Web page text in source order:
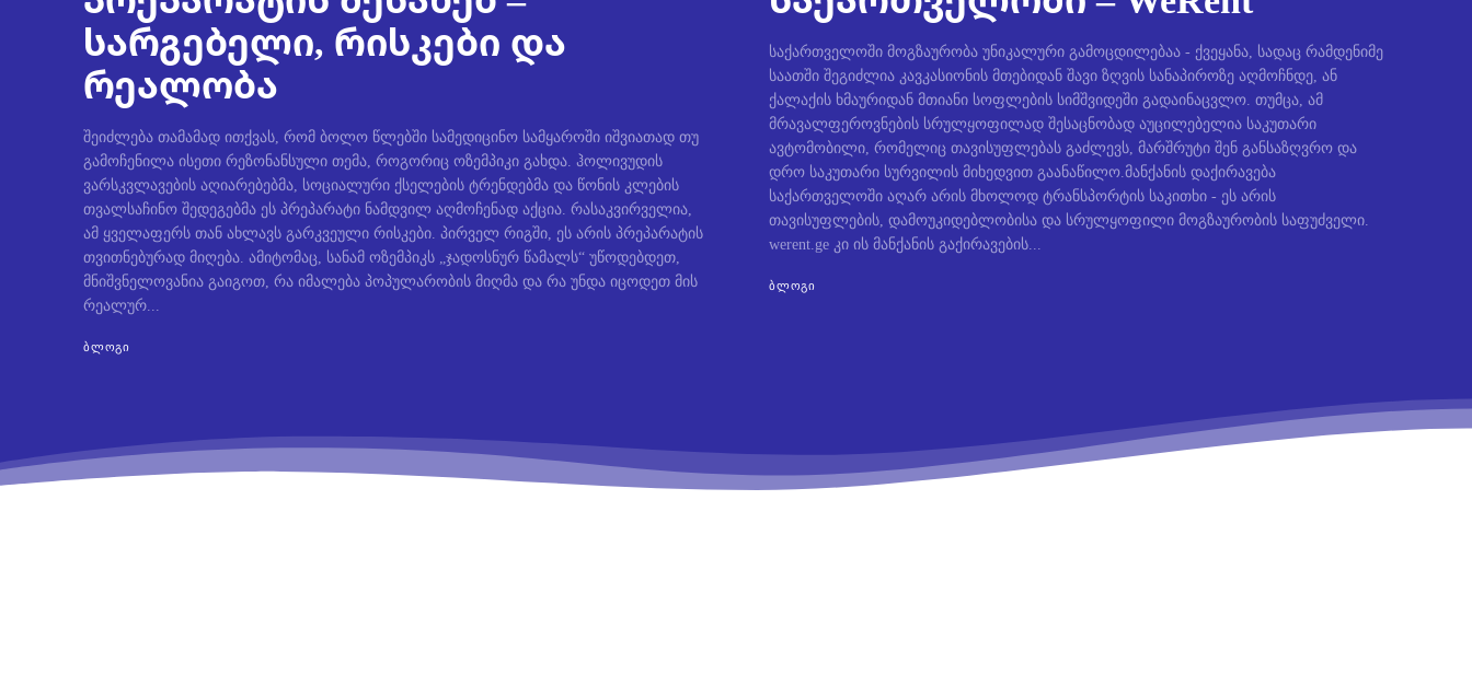
სარგებელი, რისკები და
რეალობა
შეიძლება თამამად ითქვას, რომ ბოლო წლებში სამედიცინო სამყაროში იშვიათად თუ
გამოჩენილა ისეთი რეზონანსული თემა, როგორიც ოზემპიკი გახდა. ჰოლივუდის
ვარსკვლავების აღიარებებმა, სოციალური ქსელების ტრენდებმა და წონის კლების
თვალსაჩინო შედეგებმა ეს პრეპარატი ნამდვილ აღმოჩენად აქცია. რასაკვირველია,
ამ ყველაფერს თან ახლავს გარკვეული რისკები. პირველ რიგში, ეს არის პრეპარატის
თვითნებურად მიღება. ამიტომაც, სანამ ოზემპიკს „ჯადოსნურ წამალს“ უწოდებდეთ,
მნიშვნელოვანია გაიგოთ, რა იმალება პოპულარობის მიღმა და რა უნდა იცოდეთ მის
რეალურ...
ᲑᲚᲝᲒᲘ
საქართველოში მოგზაურობა უნიკალური გამოცდილებაა - ქვეყანა, სადაც რამდენიმე
საათში შეგიძლია კავკასიონის მთებიდან შავი ზღვის სანაპიროზე აღმოჩნდე, ან
ქალაქის ხმაურიდან მთიანი სოფლების სიმშვიდეში გადაინაცვლო. თუმცა, ამ
მრავალფეროვნების სრულყოფილად შესაცნობად აუცილებელია საკუთარი
ავტომობილი, რომელიც თავისუფლებას გაძლევს, მარშრუტი შენ განსაზღვრო და
დრო საკუთარი სურვილის მიხედვით გაანაწილო.მანქანის დაქირავება
საქართველოში აღარ არის მხოლოდ ტრანსპორტის საკითხი - ეს არის
თავისუფლების, დამოუკიდებლობისა და სრულყოფილი მოგზაურობის საფუძველი.
werent.ge კი ის მანქანის გაქირავების...
ᲑᲚᲝᲒᲘ